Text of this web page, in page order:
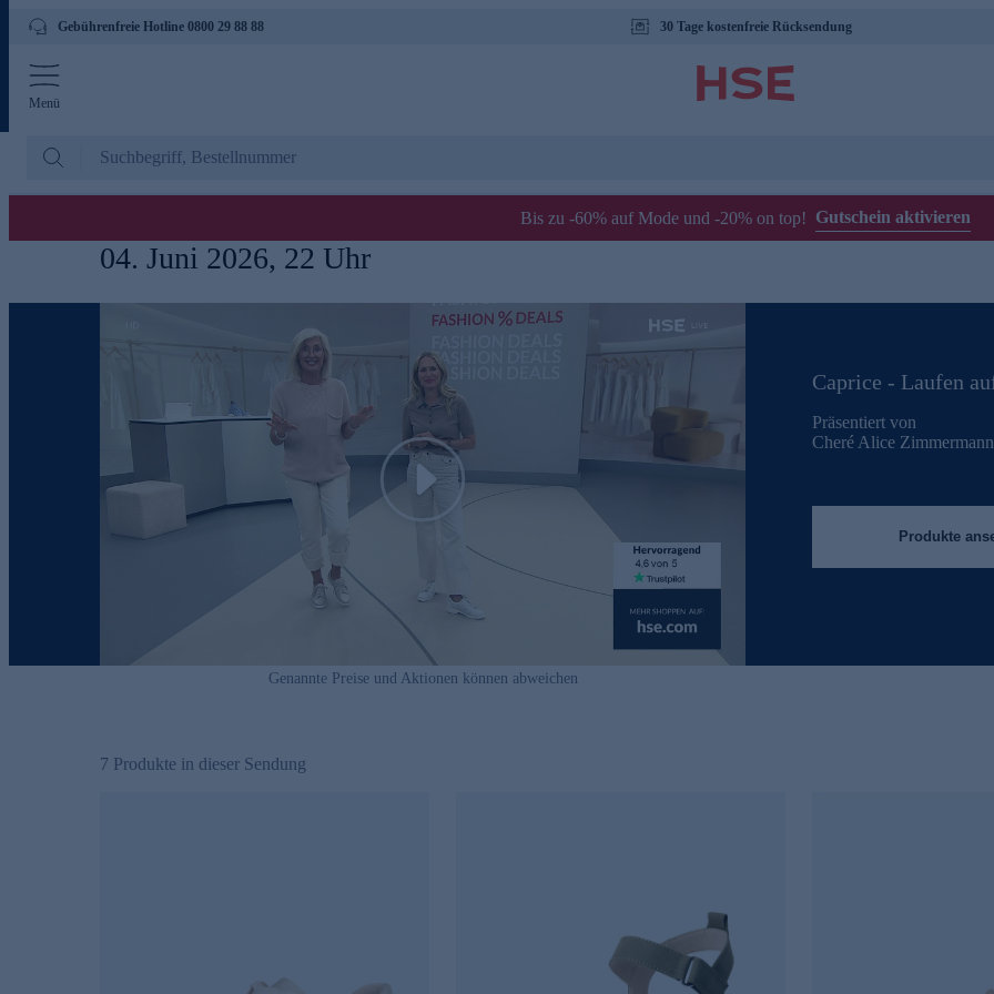
Gebührenfreie Hotline 0800 29 88 88 30 Tage kostenfreie Rücksendung
Menü
Bis zu -60% auf Mode und -20% on top! Gutschein aktivieren
04. Juni 2026, 22 Uhr
Play
Caprice - Laufen
Präsentiert von
Cheré Alice Zimmermann
Produkte
Genannte Preise und Aktionen können abweichen
7 Produkte in dieser Sendung